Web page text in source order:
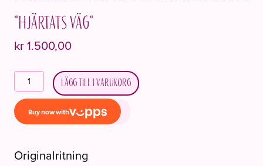
"Hjärtats väg"
kr1.500,00
Illustrasjon
fra
Lykketegning
"Hjertets
mängd
Lägg till i varukorg
Originalritning